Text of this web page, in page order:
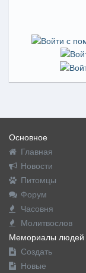
Основное
Главная
Новости
Питомцы
Форум
Часовня
Молитвослов
Мемориалы людей
Создать
Новые